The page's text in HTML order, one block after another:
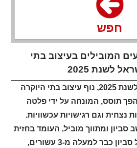
חפש
המובילים בעיצוב בתי
לשנת 2025
ככל שאנו מתקרבים לשנת 2025, נוף עיצוב בתי היוקרה
תוסס, המונחה על ידי פלטה
וגם רגישויות עכשוויות.
סביון ומתווך מוביל, העומד בחזית
שוק נדל"ן היוקרה של סביון כבר למעלה מ-3 עשורים,